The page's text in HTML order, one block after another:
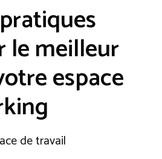
le meilleur
espace
de travail